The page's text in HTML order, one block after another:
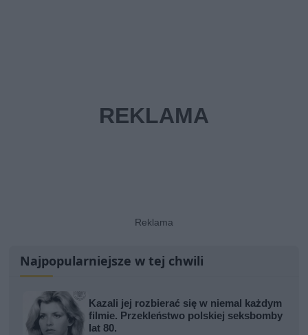
Najpopularniejsze w tej chwili
Kazali jej rozbierać się w niemal każdym
filmie. Przekleństwo polskiej seksbomby
lat 80.